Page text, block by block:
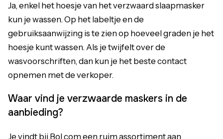
Ja, enkel het hoesje van het verzwaard slaapmasker
kun je wassen. Op het labeltje en de
gebruiksaanwijzing is te zien op hoeveel graden je het
hoesje kunt wassen. Als je twijfelt over de
wasvoorschriften, dan kun je het beste contact
opnemen met de verkoper.
Waar vind je verzwaarde maskers in de
aanbieding?
Je vindt bij Bol.com een ruim assortiment aan